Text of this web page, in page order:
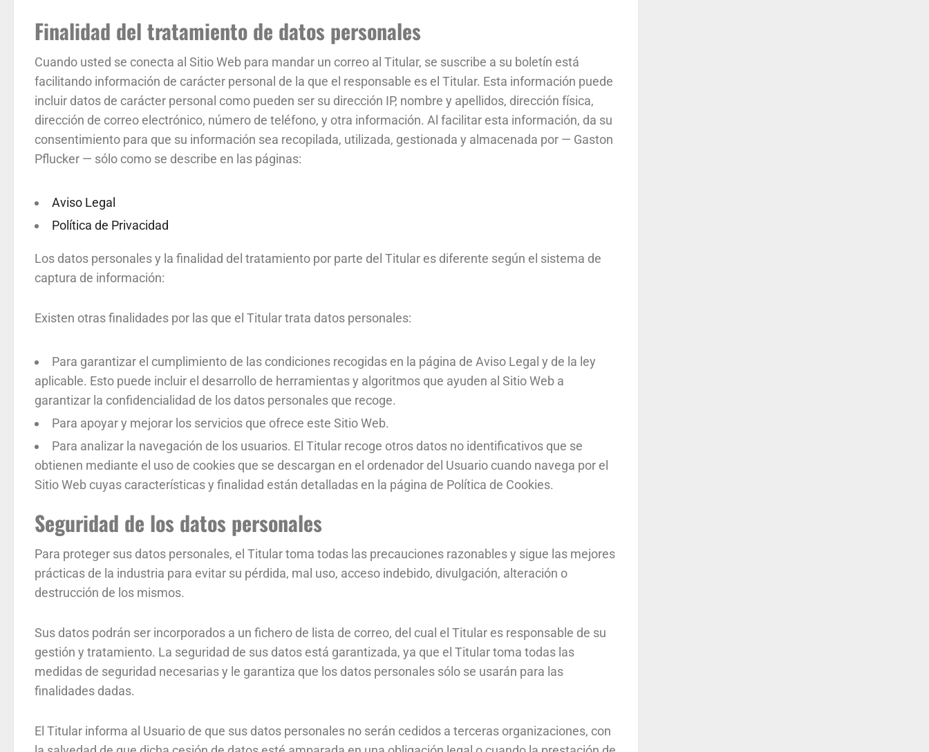
Finalidad del tratamiento de datos personales
Cuando usted se conecta al Sitio Web para mandar un correo al Titular, se suscribe a su boletín está
facilitando información de carácter personal de la que el responsable es el Titular. Esta información puede
incluir datos de carácter personal como pueden ser su dirección IP, nombre y apellidos, dirección física,
dirección de correo electrónico, número de teléfono, y otra información. Al facilitar esta información, da su
consentimiento para que su información sea recopilada, utilizada, gestionada y almacenada por — Gaston
Pflucker — sólo como se describe en las páginas:
Aviso Legal
Política de Privacidad
Los datos personales y la finalidad del tratamiento por parte del Titular es diferente según el sistema de
captura de información:
Existen otras finalidades por las que el Titular trata datos personales:
Para garantizar el cumplimiento de las condiciones recogidas en la página de Aviso Legal y de la ley
aplicable. Esto puede incluir el desarrollo de herramientas y algoritmos que ayuden al Sitio Web a
garantizar la confidencialidad de los datos personales que recoge.
Para apoyar y mejorar los servicios que ofrece este Sitio Web.
Para analizar la navegación de los usuarios. El Titular recoge otros datos no identificativos que se
obtienen mediante el uso de cookies que se descargan en el ordenador del Usuario cuando navega por el
Sitio Web cuyas características y finalidad están detalladas en la página de Política de Cookies.
Seguridad de los datos personales
Para proteger sus datos personales, el Titular toma todas las precauciones razonables y sigue las mejores
prácticas de la industria para evitar su pérdida, mal uso, acceso indebido, divulgación, alteración o
destrucción de los mismos.
Sus datos podrán ser incorporados a un fichero de lista de correo, del cual el Titular es responsable de su
gestión y tratamiento. La seguridad de sus datos está garantizada, ya que el Titular toma todas las
medidas de seguridad necesarias y le garantiza que los datos personales sólo se usarán para las
finalidades dadas.
El Titular informa al Usuario de que sus datos personales no serán cedidos a terceras organizaciones, con